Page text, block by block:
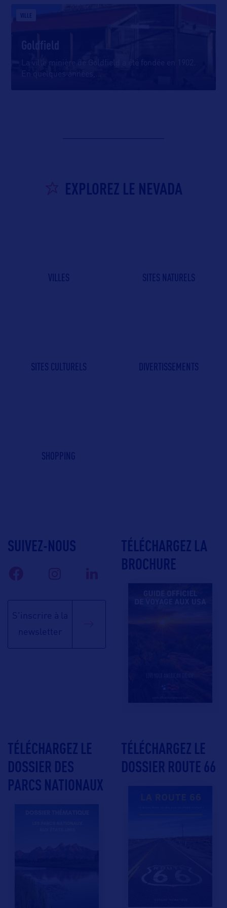
VILLE
Goldfield
La ville minière de Goldfield a été fondée en 1902.
En quelques années,
EXPLOREZ LE NEVADA
VILLES SITES NATURELS
SITES CULTURELS DIVERTISSEMENTS
SHOPPING
SUIVEZ-NOUS
S'inscrire à la
newsletter
TÉLÉCHARGEZ LA
BROCHURE
TÉLÉCHARGEZ LE
DOSSIER DES
PARCS NATIONAUX
TÉLÉCHARGEZ LE
DOSSIER ROUTE 66